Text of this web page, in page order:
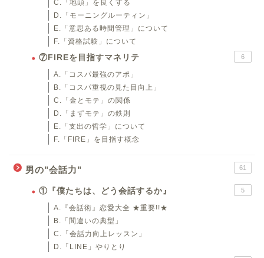
C.「地頭」を良くする
D.「モーニングルーティン」
E.「意思ある時間管理」について
F.「資格試験」について
⑦FIREを目指すマネリテ 6
A.「コスパ最強のアポ」
B.「コスパ重視の見た目向上」
C.「金とモテ」の関係
D.「まずモテ」の鉄則
E.「支出の哲学」について
F.「FIRE」を目指す概念
男の"会話力" 61
①『僕たちは、どう会話するか』 5
A.『会話術』恋愛大全 ★重要!!★
B.「間違いの典型」
C.「会話力向上レッスン」
D.「LINE」やりとり